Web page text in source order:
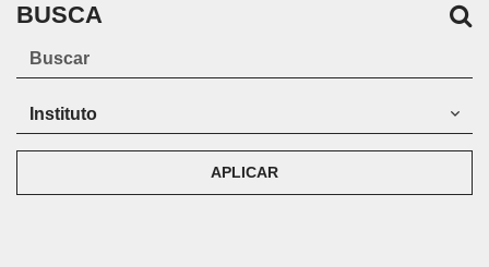
BUSCA
APLICAR